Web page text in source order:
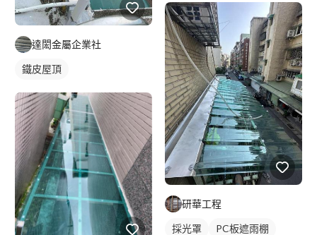
達閎金屬企業社
鐵皮屋頂
研華工程
採光罩
PC板遮雨棚